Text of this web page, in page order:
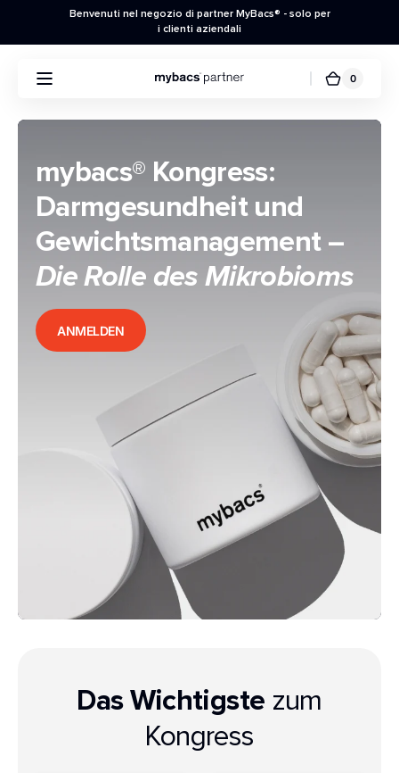
Benvenuti nel negozio di partner MyBacs® - solo per
i clienti aziendali
Carrello
spesa
0
0
mybacs® Kongress:
Darmgesundheit und
Gewichtsmanagement –
Die Rolle des Mikrobioms
ANMELDEN
Das Wichtigste zum
Kongress